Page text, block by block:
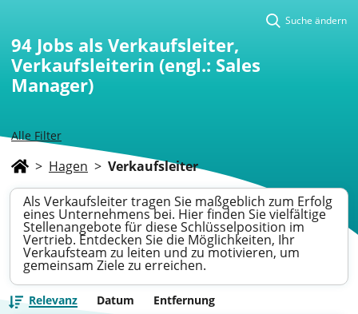
Alle Filter
Suche ändern
94 Jobs als Verkaufsleiter,
Verkaufsleiterin (engl.: Sales
Manager)
> Hagen > Verkaufsleiter
Als Verkaufsleiter tragen Sie maßgeblich zum Erfolg
eines Unternehmens bei. Hier finden Sie vielfältige
Stellenangebote für diese Schlüsselposition im
Vertrieb. Entdecken Sie die Möglichkeiten, Ihr
Verkaufsteam zu leiten und zu motivieren, um
gemeinsam Ziele zu erreichen.
Relevanz Datum Entfernung